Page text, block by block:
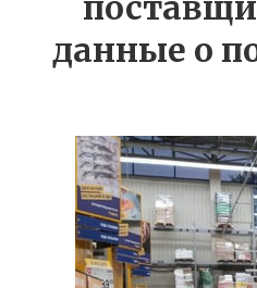
данные о